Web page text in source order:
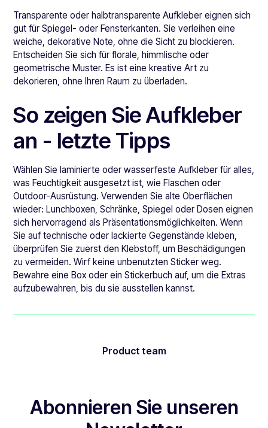
Transparente oder halbtransparente Aufkleber eignen sich
gut für Spiegel- oder Fensterkanten. Sie verleihen eine
weiche, dekorative Note, ohne die Sicht zu blockieren.
Entscheiden Sie sich für florale, himmlische oder
geometrische Muster. Es ist eine kreative Art zu
dekorieren, ohne Ihren Raum zu überladen.
So zeigen Sie Aufkleber
an - letzte Tipps
Wählen Sie laminierte oder wasserfeste Aufkleber für alles,
was Feuchtigkeit ausgesetzt ist, wie Flaschen oder
Outdoor-Ausrüstung. Verwenden Sie alte Oberflächen
wieder: Lunchboxen, Schränke, Spiegel oder Dosen eignen
sich hervorragend als Präsentationsmöglichkeiten. Wenn
Sie auf technische oder lackierte Gegenstände kleben,
überprüfen Sie zuerst den Klebstoff, um Beschädigungen
zu vermeiden. Wirf keine unbenutzten Sticker weg.
Bewahre eine Box oder ein Stickerbuch auf, um die Extras
aufzubewahren, bis du sie ausstellen kannst.
Product team
Abonnieren Sie unseren